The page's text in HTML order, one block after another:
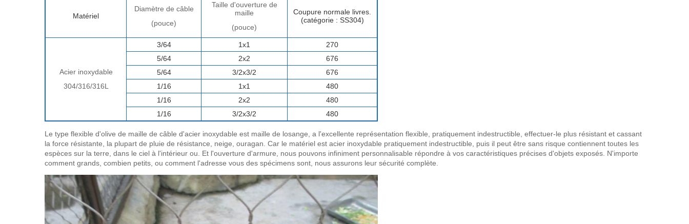
Matériel
Diamètre de câble
(pouce)
Taille d'ouverture de
maille
(pouce)
Coupure normale livres.
(catégorie : SS304)
Acier inoxydable
304/316/316L
3/64 1x1
270
5/64
2x2
676
5/64
3/2x3/2
676
1/16
1x1
480
1/16
2x2
480
1/16
3/2x3/2 480
Le type flexible d'olive de maille de câble d'acier inoxydable est maille de losange, a l'excellente représentation flexible, pratiquement indestructible, effectuer-le plus résistant et cassant
la force résistante, la plupart de pluie de résistance, neige, ouragan. Car le matériel est acier inoxydable pratiquement indestructible, puis il peut être sans risque contiennent toutes les
espèces sur la terre, dans le ciel à l'intérieur ou. Et l'ouverture d'armure, nous pouvons infiniment personnalisable répondre à vos caractéristiques précises d'objets exposés. N'importe
comment grands, combien petits, ou comment l'adresse vous des spécimens sont, nous assurons leur sécurité complète.